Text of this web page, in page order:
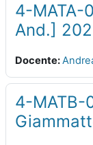
4-MATA-
And.]
Docente:
4-MATB-